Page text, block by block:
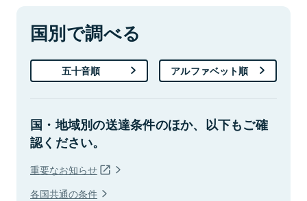
国別で調べる
五十音順 アルファベット順
国・地域別の送達条件のほか、以下もご確
認ください。
重要なお知らせ
各国共通の条件